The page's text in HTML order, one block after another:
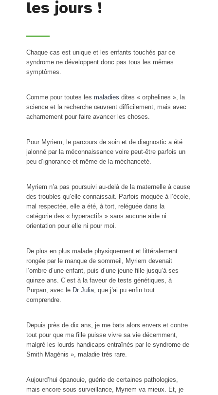
les jours !
Chaque cas est unique et les enfants touchés par ce
syndrome ne développent donc pas tous les mêmes
symptômes.
Comme pour toutes les maladies dites « orphelines », la
science et la recherche œuvrent difficilement, mais avec
acharnement pour faire avancer les choses.
Pour Myriem, le parcours de soin et de diagnostic a été
jalonné par la méconnaissance voire peut-être parfois un
peu d’ignorance et même de la méchanceté.
Myriem n’a pas poursuivi au-delà de la maternelle à cause
des troubles qu’elle connaissait. Parfois moquée à l’école,
mal respectée, elle a été, à tort, reléguée dans la
catégorie des « hyperactifs » sans aucune aide ni
orientation pour elle ni pour moi.
De plus en plus malade physiquement et littéralement
rongée par le manque de sommeil, Myriem devenait
l’ombre d’une enfant, puis d’une jeune fille jusqu’à ses
quinze ans. C’est à la faveur de tests génétiques, à
Purpan, avec le Dr Julia, que j’ai pu enfin tout
comprendre.
Depuis près de dix ans, je me bats alors envers et contre
tout pour que ma fille puisse vivre sa vie décemment,
malgré les lourds handicaps entraînés par le syndrome de
Smith Magénis », maladie très rare.
Aujourd’hui épanouie, guérie de certaines pathologies,
mais encore sous surveillance, Myriem va mieux. Et, je